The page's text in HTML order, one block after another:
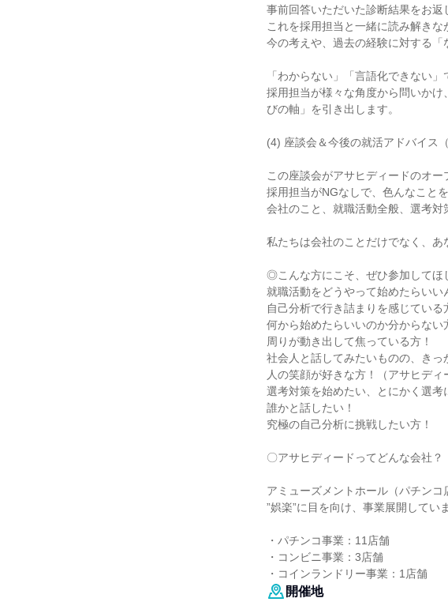
事前回答いただいた診断結果をお返
これを採用担当と一緒に読み解きな
今の考えや、過去の経験に対する「
「わからない」「言語化できない」
採用担当が様々な角度から問いか
びの軸」を引き出します。
(4) 座談会＆今後の就活アドバイス
この座談会がアサヒディードのオ
採用担当がNGなしで、色んなことを
会社のこと、就職活動全般、選考
私たちは会社のことだけでなく、あ
◎こんな方にこそ、ぜひ参加してほ
就職活動をどうやって始めたらいい
自己分析で行き詰まりを感じている
何から始めたらいいのか分からない
周りが動き出して焦っている方！
社会人と話してみたいものの、きっ
人の笑顔が好きな方！（アサヒディ
選考対策を始めたい、とにかく選考
誰かと話したい！
究極の自己分析に挑戦したい方！
〇アサヒディードってどんな会社？
アミューズメントホール（パチンコ
”娯楽”に目を向け、事業展開してい
・パチンコ事業：11店舗
・コンビニ事業：3店舗
・コインランドリー事業：1店舗
開催地